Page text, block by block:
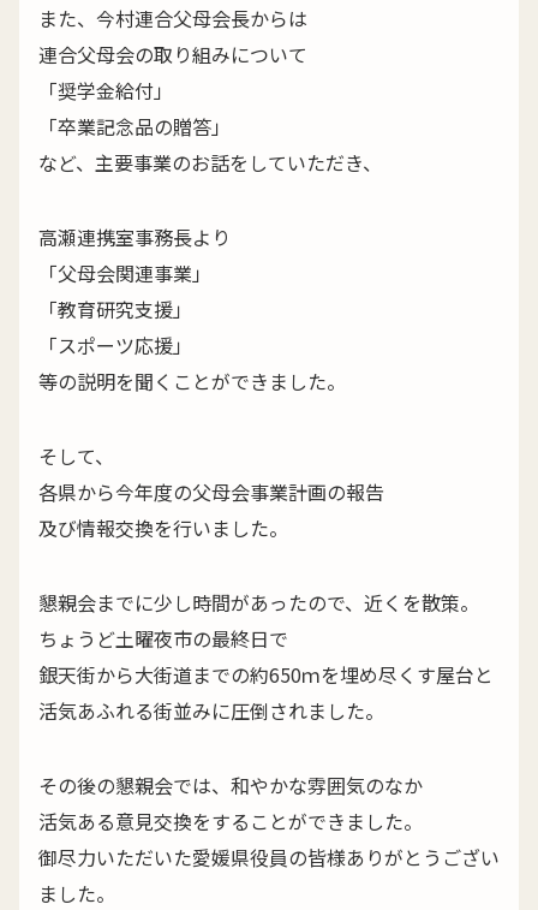
また、今村連合父母会長からは
連合父母会の取り組みについて
「奨学金給付」
「卒業記念品の贈答」
など、主要事業のお話をしていただき、
高瀬連携室事務長より
「父母会関連事業」
「教育研究支援」
「スポーツ応援」
等の説明を聞くことができました。
そして、
各県から今年度の父母会事業計画の報告
及び情報交換を行いました。
懇親会までに少し時間があったので、近くを散策。
ちょうど土曜夜市の最終日で
銀天街から大街道までの約650ｍを埋め尽くす屋台と
活気あふれる街並みに圧倒されました。
その後の懇親会では、和やかな雰囲気のなか
活気ある意見交換をすることができました。
御尽力いただいた愛媛県役員の皆様ありがとうござい
ました。